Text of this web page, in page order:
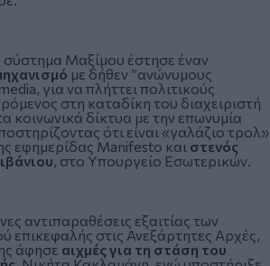
σύστημα Μαξίμου έστησε έναν
με δήθεν ”ανώνυμους
για να πλήττει πολιτικούς
στη καταδίκη του διαχειριστή
κοινωνικά δίκτυα με την επωνυμία
ότι είναι «γαλάζιο τρολ»
εφημερίδας Manifesto και στενός
, στο Υπουργείο Εσωτερικών.
αντιπαραθέσεις εξαιτίας των
επικεφαλής στις Ανεξάρτητες Αρχές,
άφησε αιχμές για τη στάση του